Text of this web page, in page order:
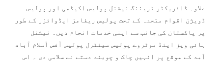
علاوہ ڈائریکٹر ٹریننگ نیشنل پولیس اکیڈمی اور پولیس
ڈویژن اقوام متحدہ کے تحت پولیس ریفامز ایڈوائزر کے طور
پر پاکستان کی جانب سے اپنی خدمات انجام دیں۔ نیشنل
ہائی ویز اینڈ موٹروے پولیس سینٹرل پولیس آفس آسلام آباد
آمد کے موقع پر انہیں چاک و چوبند دستے نے سلامی دی ۔ اس